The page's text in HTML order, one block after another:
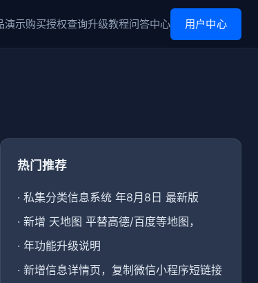
演示购买授权查询升级教程问答中心 用户中心
热门推荐
· 私集分类信息系统 年8月8日 最新版
· 新增 天地图 平替高德/百度等地图，
· 年功能升级说明
· 新增信息详情页，复制微信小程序短链接